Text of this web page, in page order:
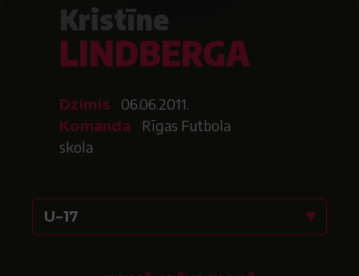
Kristīne
LINDBERGA
Dzimis 06.06.2011.
Komanda
Rīgas Futbola
skola
U-17